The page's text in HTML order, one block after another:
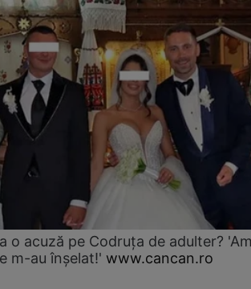
o acuză pe Codruța de adulter?
m-au înșelat!' www.cancan.ro